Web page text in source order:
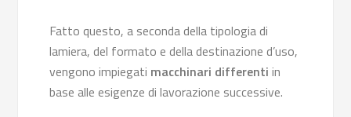
Fatto questo, a seconda della tipologia di
lamiera, del formato e della destinazione d’uso,
vengono impiegati macchinari differenti in
base alle esigenze di lavorazione successive.